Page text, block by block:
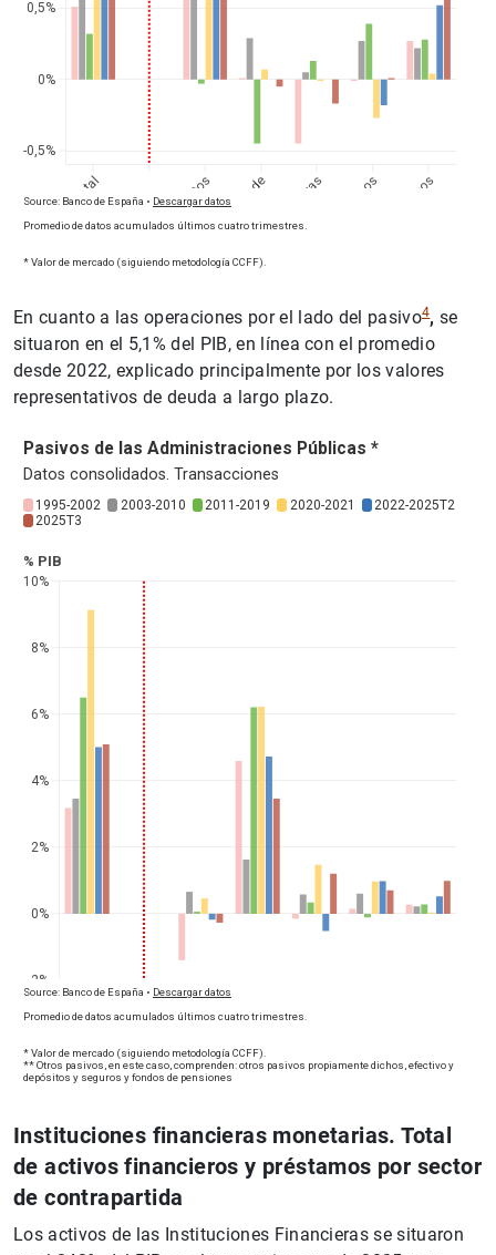
En cuanto a las operaciones por el lado del pasivo4, se
situaron en el 5,1% del PIB, en línea con el promedio
desde 2022, explicado principalmente por los valores
representativos de deuda a largo plazo.
Instituciones financieras monetarias. Total
de activos financieros y préstamos por sector
de contrapartida
Los activos de las Instituciones Financieras se situaron